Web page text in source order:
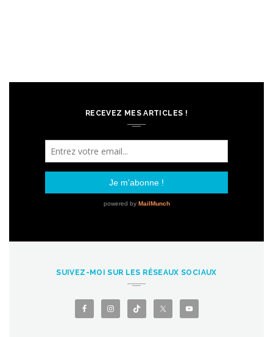
RECEVEZ MES ARTICLES !
SUIVEZ-MOI SUR LES RÉSEAUX SOCIAUX